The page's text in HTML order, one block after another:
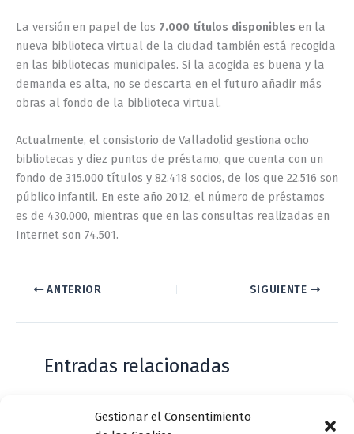
Gestionar el Consentimiento
La versión en papel de los 7.000 títulos disponibles en la
nueva biblioteca virtual de la ciudad también está recogida
en las bibliotecas municipales. Si la acogida es buena y la
demanda es alta, no se descarta en el futuro añadir más
obras al fondo de la biblioteca virtual.
Actualmente, el consistorio de Valladolid gestiona ocho
bibliotecas y diez puntos de préstamo, que cuenta con un
fondo de 315.000 títulos y 82.418 socios, de los que 22.516 son
público infantil. En este año 2012, el número de préstamos
es de 430.000, mientras que en las consultas realizadas en
Internet son 74.501.
ANTERIOR SIGUIENTE
Entradas relacionadas
Casa de Zorrilla conmemorarán el 168